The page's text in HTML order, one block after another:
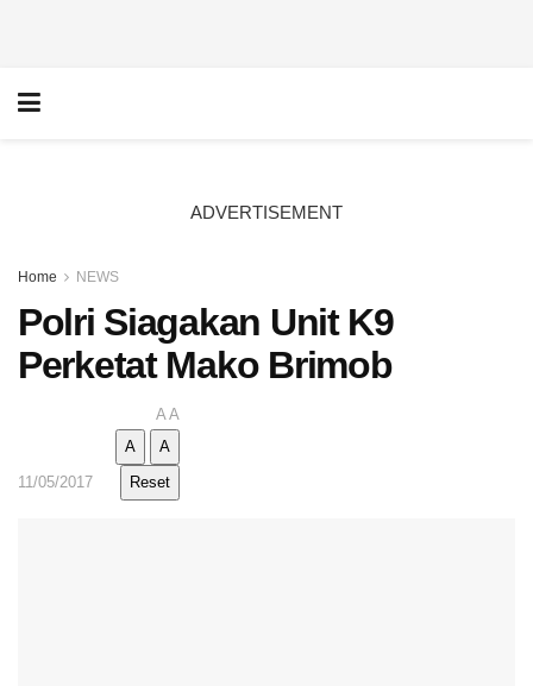
ADVERTISEMENT
Home NEWS
Polri Siagakan Unit K9
Perketat Mako Brimob
11/05/2017
A A
A
A
Reset